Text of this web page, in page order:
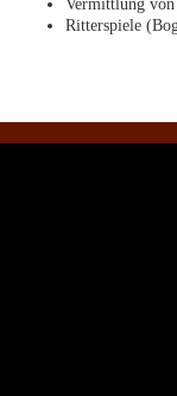
Vermittlung
Ritterspiele